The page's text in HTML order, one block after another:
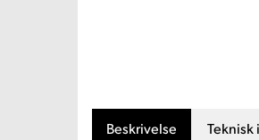
Beskrivelse Teknisk